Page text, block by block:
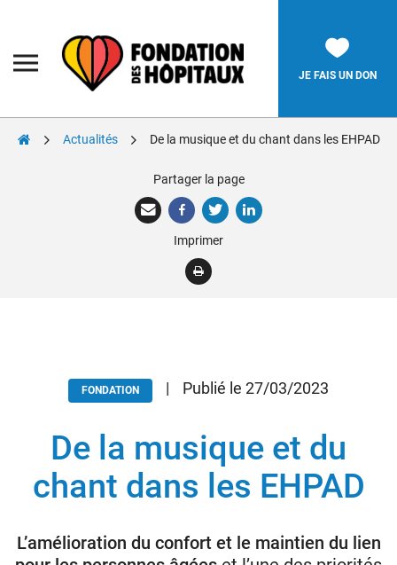
des
Hôpitaux
JE FAIS UN DON
Nous soutenir
Donateurs
Hôpitaux
Presse
Actualités De la musique et du chant dans les EHPAD
Partager la page
Imprimer
FONDATION | Publié le 27/03/2023
De la musique et du
chant dans les EHPAD
L’amélioration du confort et le maintien du lien